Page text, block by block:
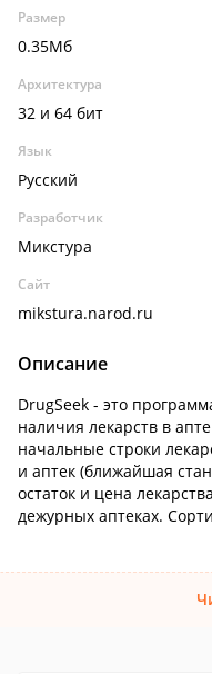
Размер
0.35Мб
Архитектура
32 и 64 бит
Язык
Русский
Разработчик
Микстура
Сайт
mikstura.narod.ru
Описание
DrugSeek - это
наличия лекарств в
начальные строки
и аптек (ближайшая
остаток и цена
дежурных аптеках.